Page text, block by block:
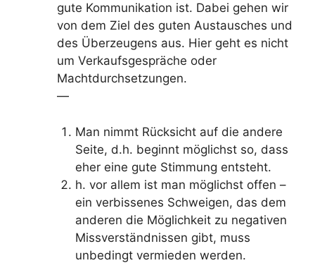
gute Kommunikation ist. Dabei gehen wir
von dem Ziel des guten Austausches und
des Überzeugens aus. Hier geht es nicht
um Verkaufsgespräche oder
Machtdurchsetzungen.
—
Man nimmt Rücksicht auf die andere
Seite, d.h. beginnt möglichst so, dass
eher eine gute Stimmung entsteht.
h. vor allem ist man möglichst offen –
ein verbissenes Schweigen, das dem
anderen die Möglichkeit zu negativen
Missverständnissen gibt, muss
unbedingt vermieden werden.